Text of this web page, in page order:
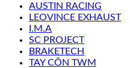
AUSTIN RACING
LEOVINCE EXHAUST
I.M.A
SC PROJECT
BRAKETECH
TAY CÔN TWM